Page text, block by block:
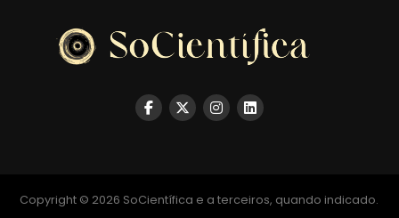
Copyright © 2026 SoCientífica e a terceiros, quando indicado.